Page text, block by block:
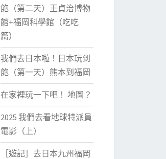
飽（第二天）王貞治博物
館+福岡科學館（吃吃
篇）
我們去日本啦！日本玩到
飽（第一天）熊本到福岡
在家裡玩一下吧！ 地圖？
2025 我們去看地球特派員
電影（上）
［遊記］去日本九州福岡